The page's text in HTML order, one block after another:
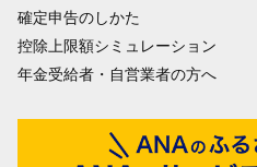
確定申告のしかた
控除上限額シミュレーション
年金受給者・自営業者の方へ